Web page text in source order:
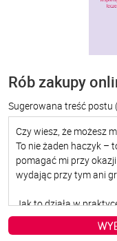
Rób zakupy
Sugerowana treść postu